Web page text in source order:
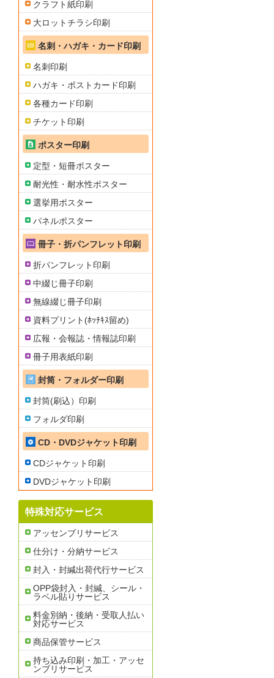
クラフト紙印刷
大ロットチラシ印刷
名刺・ハガキ・カード印刷
名刺印刷
ハガキ・ポストカード印刷
各種カード印刷
チケット印刷
ポスター印刷
定型・短冊ポスター
耐光性・耐水性ポスター
選挙用ポスター
パネルポスター
冊子・折パンフレット印刷
折パンフレット印刷
中綴じ冊子印刷
無線綴じ冊子印刷
資料プリント(ﾎｯﾁｷｽ留め)
広報・会報誌・情報誌印刷
冊子用表紙印刷
封筒・フォルダー印刷
封筒(刷込）印刷
フォルダ印刷
CD・DVDジャケット印刷
CDジャケット印刷
DVDジャケット印刷
特殊対応サービス
アッセンブリサービス
仕分け・分納サービス
封入・封緘出荷代行サービス
OPP袋封入・封緘、シール・
ラベル貼りサービス
料金別納・後納・受取人払い
対応サービス
商品保管サービス
持ち込み印刷・加工・アッセ
ンブリサービス